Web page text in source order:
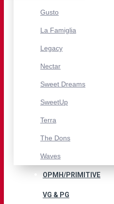
Gusto
La Famiglia
Legacy
Nectar
Sweet Dreams
SweetUp
Terra
The Dons
Waves
OPMH/PRIMITIVE
VG & PG